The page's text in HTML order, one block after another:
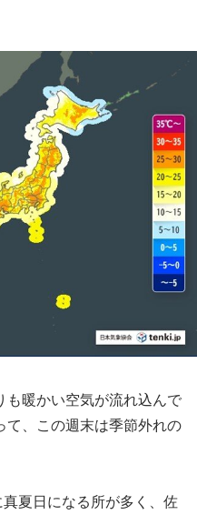
暖かい空気が流れ込んで
て、この週末は季節外れの
夏日になる所が多く、佐